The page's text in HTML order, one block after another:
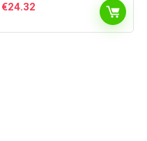
€24.32